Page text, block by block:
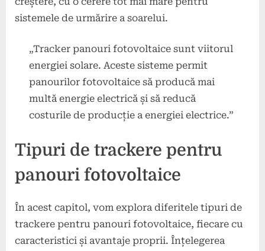
sistemele de urmărire a soarelui.
„Tracker panouri fotovoltaice sunt viitorul
energiei solare. Aceste sisteme permit
panourilor fotovoltaice să producă mai
multă energie electrică și să reducă
costurile de producție a energiei electrice.”
Tipuri de trackere pentru
panouri fotovoltaice
În acest capitol, vom explora diferitele tipuri de
trackere pentru panouri fotovoltaice, fiecare cu
caracteristici și avantaje proprii. Înțelegerea